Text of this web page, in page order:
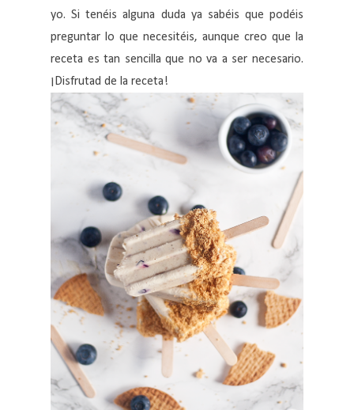
yo. Si tenéis alguna duda ya sabéis que podéis
preguntar lo que necesitéis, aunque creo que la
receta es tan sencilla que no va a ser necesario.
¡Disfrutad de la receta!